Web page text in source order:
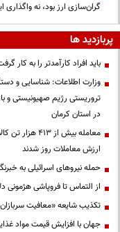
گران‌سازی ارز بود، نه واگذاری
پربازدید ها
باید افراد کارآمدتر را به
در استان کرمان
معامله بیش
ارزش معاملات روز شدند
حمله نیروهای اسرائیلی به
از التماس تا فروپاشی هژمونی
تکذیب شایعه «معافیت
جهان با افزایش قیمت مواد